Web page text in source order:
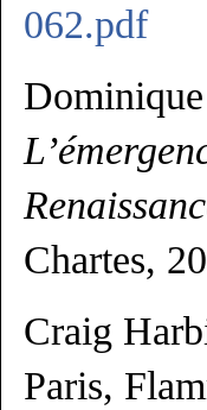
062.pdf
Chartes,
Craig
Paris,